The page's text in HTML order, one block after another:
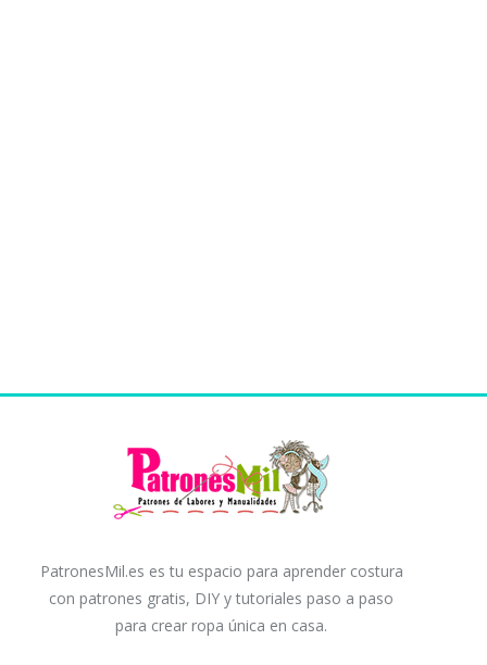
PatronesMil.es es tu espacio para aprender costura
con patrones gratis, DIY y tutoriales paso a paso
para crear ropa única en casa.